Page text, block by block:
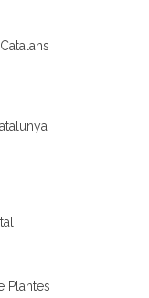
Plantes